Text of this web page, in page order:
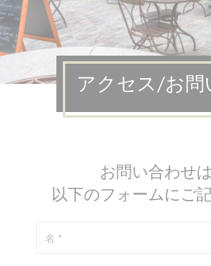
アクセス/お問
お問い合わせ
以下のフォームにご